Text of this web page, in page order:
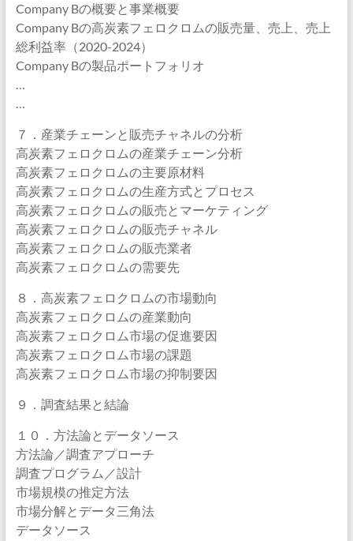
Company Bの概要と事業概要
Company Bの高炭素フェロクロムの販売量、売上、売上
総利益率（2020-2024）
Company Bの製品ポートフォリオ
…
…
７．産業チェーンと販売チャネルの分析
高炭素フェロクロムの産業チェーン分析
高炭素フェロクロムの主要原材料
高炭素フェロクロムの生産方式とプロセス
高炭素フェロクロムの販売とマーケティング
高炭素フェロクロムの販売チャネル
高炭素フェロクロムの販売業者
高炭素フェロクロムの需要先
８．高炭素フェロクロムの市場動向
高炭素フェロクロムの産業動向
高炭素フェロクロム市場の促進要因
高炭素フェロクロム市場の課題
高炭素フェロクロム市場の抑制要因
９．調査結果と結論
１０．方法論とデータソース
方法論／調査アプローチ
調査プログラム／設計
市場規模の推定方法
市場分解とデータ三角法
データソース